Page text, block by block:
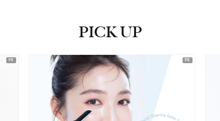
PICK UP